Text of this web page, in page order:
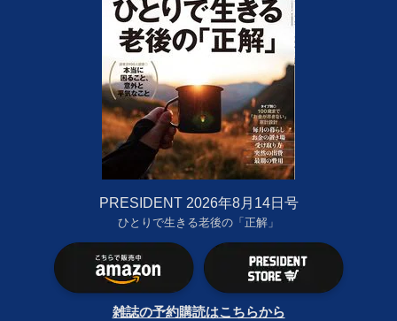
PRESIDENT 2026年8月14日号
ひとりで生きる老後の「正解」
雑誌の予約購読はこちらから